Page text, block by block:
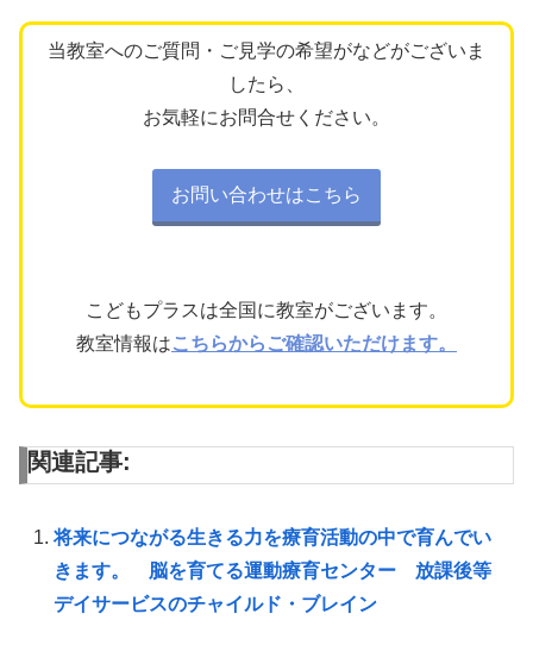
当教室へのご質問・ご見学の希望がなどがございま
したら、
お気軽にお問合せください。
お問い合わせはこちら
こどもプラスは全国に教室がございます。
教室情報はこちらからご確認いただけます。
関連記事:
将来につながる生きる力を療育活動の中で育んでい
きます。 脳を育てる運動療育センター 放課後等
デイサービスのチャイルド・ブレイン